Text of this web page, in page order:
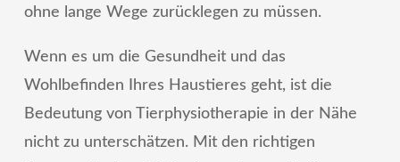
ohne lange Wege zurücklegen zu müssen.
Wenn es um die Gesundheit und das
Wohlbefinden Ihres Haustieres geht, ist die
Bedeutung von Tierphysiotherapie in der Nähe
nicht zu unterschätzen. Mit den richtigen